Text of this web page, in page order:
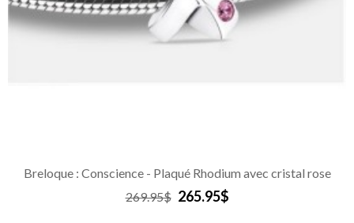
Breloque : Conscience - Plaqué Rhodium avec cristal rose
269.95$ 265.95$